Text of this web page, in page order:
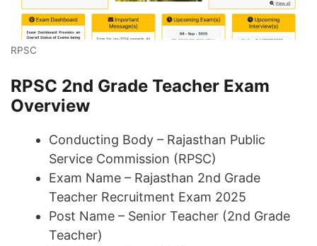
RPSC
RPSC 2nd Grade Teacher Exam
Overview
Conducting Body – Rajasthan Public
Service Commission (RPSC)
Exam Name – Rajasthan 2nd Grade
Teacher Recruitment Exam 2025
Post Name – Senior Teacher (2nd Grade
Teacher)